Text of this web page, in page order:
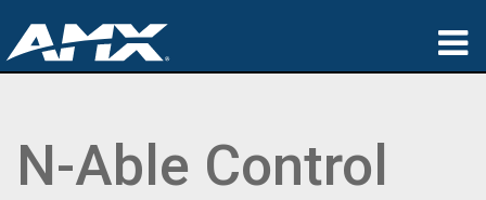
การประยุกต์ใช้
N-Able Control